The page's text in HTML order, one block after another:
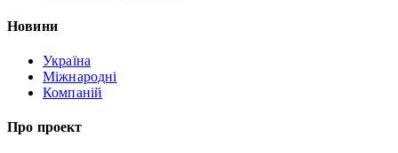
Новини
Україна
Міжнародні
Компаній
Про проект